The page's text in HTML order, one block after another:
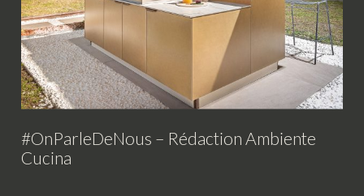
#OnParleDeNous – Rédaction Ambiente
Cucina